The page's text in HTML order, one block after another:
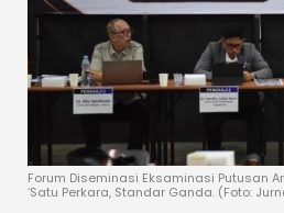
Forum Diseminasi Eksaminasi Putusan
‘Satu Perkara, Standar Ganda. (Foto: